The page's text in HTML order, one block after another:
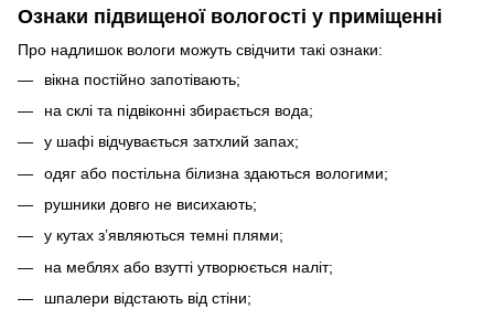
Ознаки підвищеної вологості у приміщенні
Про надлишок вологи можуть свідчити такі ознаки:
вікна постійно запотівають;
на склі та підвіконні збирається вода;
у шафі відчувається затхлий запах;
одяг або постільна білизна здаються вологими;
рушники довго не висихають;
у кутах з’являються темні плями;
на меблях або взутті утворюється наліт;
шпалери відстають від стіни;